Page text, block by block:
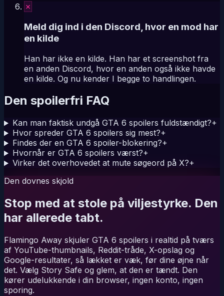
✗
Meld dig ind i den Discord, hvor en mod har
en kilde
Han har ikke en kilde. Han har et screenshot fra
en anden Discord, hvor en anden også ikke havde
en kilde. Og nu kender I begge to handlingen.
Den spoilerfri FAQ
Kan man faktisk undgå GTA 6 spoilers fuldstændigt?+
Hvor spreder GTA 6 spoilers sig mest?+
Findes der en GTA 6 spoiler-blokering?+
Hvornår er GTA 6 spoilers værst?+
Virker det overhovedet at mute søgeord på X?+
Den dovnes skjold
Stop med at stole på viljestyrke. Den
har allerede tabt.
Flamingo Away skjuler GTA 6 spoilers i realtid på tværs
af YouTube-thumbnails, Reddit-tråde, X-opslag og
Google-resultater, så lækket er væk, før dine øjne når
det. Vælg Story Safe og glem, at den er tændt. Den
kører udelukkende i din browser, ingen konto, ingen
sporing.